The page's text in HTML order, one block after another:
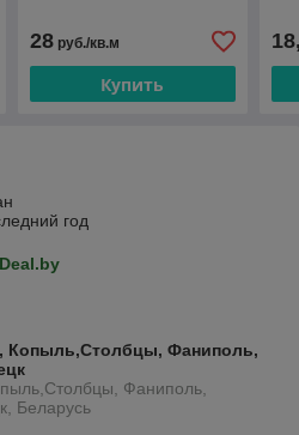
28руб./кв.м
Купить
год
Deal.by
Копыль,Столбцы, Фаниполь,
Фаниполь,
Беларусь